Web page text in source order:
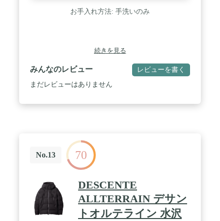
お手入れ方法: 手洗いのみ
続きを見る
みんなのレビュー レビューを書く
まだレビューはありません
No.13 70
DESCENTE
ALLTERRAIN デサン
トオルテライン 水沢